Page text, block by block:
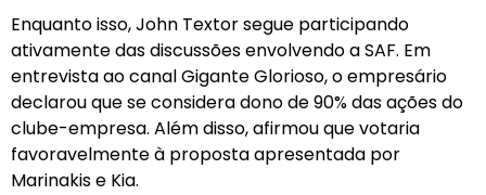
Enquanto isso, John Textor segue participando
ativamente das discussões envolvendo a SAF. Em
entrevista ao canal Gigante Glorioso, o empresário
declarou que se considera dono de 90% das ações do
clube-empresa. Além disso, afirmou que votaria
favoravelmente à proposta apresentada por
Marinakis e Kia.